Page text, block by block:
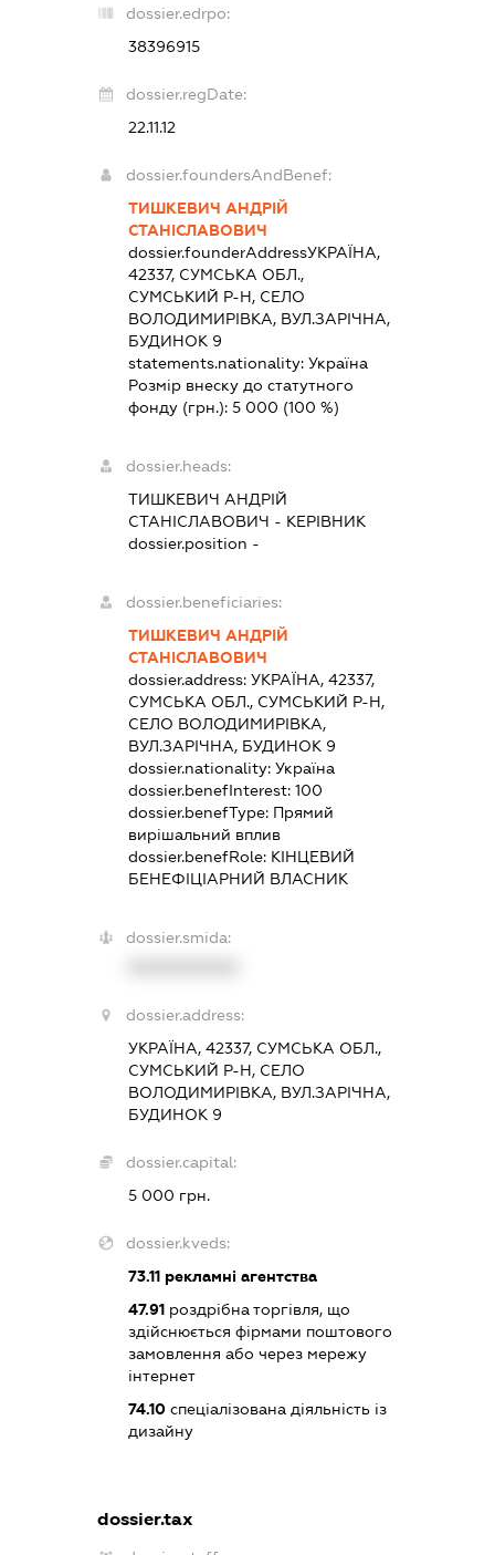
dossier.edrpo:
38396915
dossier.regDate:
22.11.12
dossier.foundersAndBenef:
ТИШКЕВИЧ АНДРІЙ
СТАНІСЛАВОВИЧ
dossier.founderAddressУКРАЇНА,
42337, СУМСЬКА ОБЛ.,
СУМСЬКИЙ Р-Н, СЕЛО
ВОЛОДИМИРІВКА, ВУЛ.ЗАРІЧНА,
БУДИНОК 9
statements.nationality: Україна
Розмір внеску до статутного
фонду (грн.): 5 000 (100 %)
dossier.heads:
ТИШКЕВИЧ АНДРІЙ
СТАНІСЛАВОВИЧ - КЕРІВНИК
dossier.position -
dossier.beneficiaries:
ТИШКЕВИЧ АНДРІЙ
СТАНІСЛАВОВИЧ
dossier.address: УКРАЇНА, 42337,
СУМСЬКА ОБЛ., СУМСЬКИЙ Р-Н,
СЕЛО ВОЛОДИМИРІВКА,
ВУЛ.ЗАРІЧНА, БУДИНОК 9
dossier.nationality: Україна
dossier.benefInterest: 100
dossier.benefType: Прямий
вирішальний вплив
dossier.benefRole: КІНЦЕВИЙ
БЕНЕФІЦІАРНИЙ ВЛАСНИК
dossier.smida:
dossier.address:
УКРАЇНА, 42337, СУМСЬКА ОБЛ.,
СУМСЬКИЙ Р-Н, СЕЛО
ВОЛОДИМИРІВКА, ВУЛ.ЗАРІЧНА,
БУДИНОК 9
dossier.capital:
5 000 грн.
dossier.kveds:
73.11рекламні агентства
47.91роздрібна торгівля, що
здійснюється фірмами поштового
замовлення або через мережу
інтернет
74.10спеціалізована діяльність із
дизайну
dossier.tax